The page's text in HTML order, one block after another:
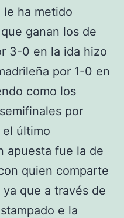
le ha metido
ganan los de
3-0 en la ida hizo
por 1-0 en
como los
por
el último
apuesta fue la de
quien comparte
que a través de
e la